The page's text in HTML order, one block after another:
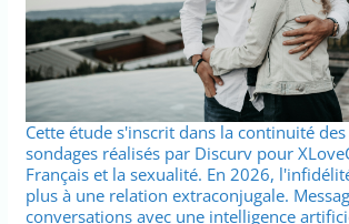
Cette étude s'inscrit dans la continuité
sondages réalisés par Discurv pour
Français et la sexualité. En 2026,
plus à une relation extraconjugale.
conversations avec une intelligence